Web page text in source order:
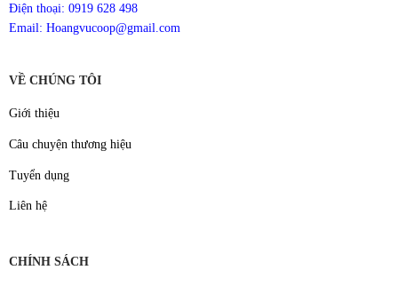
Điện thoại: 0919 628 498
Email: Hoangvucoop@gmail.com
VỀ CHÚNG TÔI
Giới thiệu
Câu chuyện thương hiệu
Tuyển dụng
Liên hệ
CHÍNH SÁCH